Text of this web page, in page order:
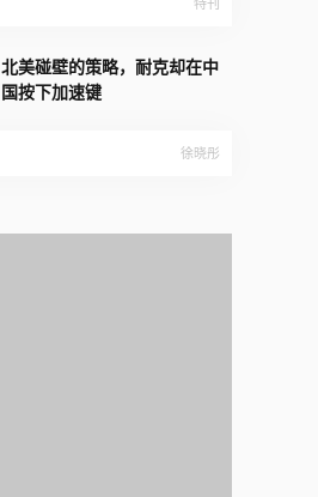
特刊
北美碰壁的策略，耐克却在中
国按下加速键
徐晓彤